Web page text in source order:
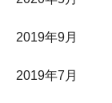
2019年9月
2019年7月